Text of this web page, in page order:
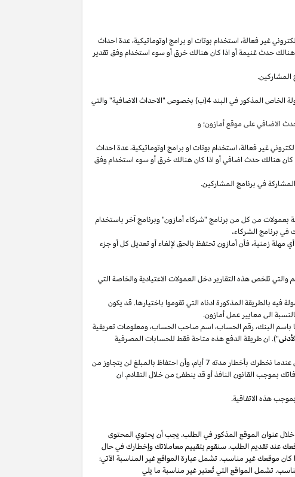
غير فعالة، استخدام بوتات او برامج اوتوماتيكية،عدة احداث
حدث غنيمة أو اذا كان هنالك خرق أو سوء استخدام وفق تقدير
المشاركين.
"). سوق تقوم بكسب دخل العمولة الخاص المذكور في البند 4(ب) بخصوص "الاحداث الاضافية" والتي
الاضافي على موقع أمازون؛ و
غيرفعالة، استخدام بوتات او برامج اوتوماتيكية،عدة احداث
كان هنالك حدث اضافي أو اذا كان هنالك خرق أو سوء استخدام وفق
في برنامج المشاركين.
بعمولات من كل من برنامج "شركاء أمازون" وبرنامج آخر باستخدام
في برنامج الشركاء.
مهلةزمنية،فأن أمازون تحتفظ بالحق لإلغاء أو تعديل كل أو جزء
والتي تلخص هذه التقارير دخل العمولات الاعتيادية والخاصة التي
خلال 60 يوما من انتهاء الشهر الذي تم كسب العمولة فيه بالطريقة المذكورة ادناه التي تقوموا باختيارها. قد يكون
الى معايير عمل أمازون.
باسم البنك،رقم الحساب، اسم صاحب الحساب،ومعلومات تعريفية
")
. انطريقة الدفعهذه متاحةفقط للحسابات المصرفية
عندما نخطرك بأخطار مدته 7 أيام،وأن احتفاظ بالمبلغ لن يتجاوز من
بموجب القانون النافذ أو قد ينطفئ من خلال التقادم. ان
هذه الاتفاقية.
عنوان الموقع المذكور في الطلب. يجب أن يحتوي المحتوى
عند تقديم الطلب. سنقوم بتقييم معاملاتك وإخطارك في حال
كان موقعك غير مناسب. تشمل عبارة المواقع غير المناسبة الآتي:
تشمل المواقع التي تُعتبر غير مناسبة ما يلي